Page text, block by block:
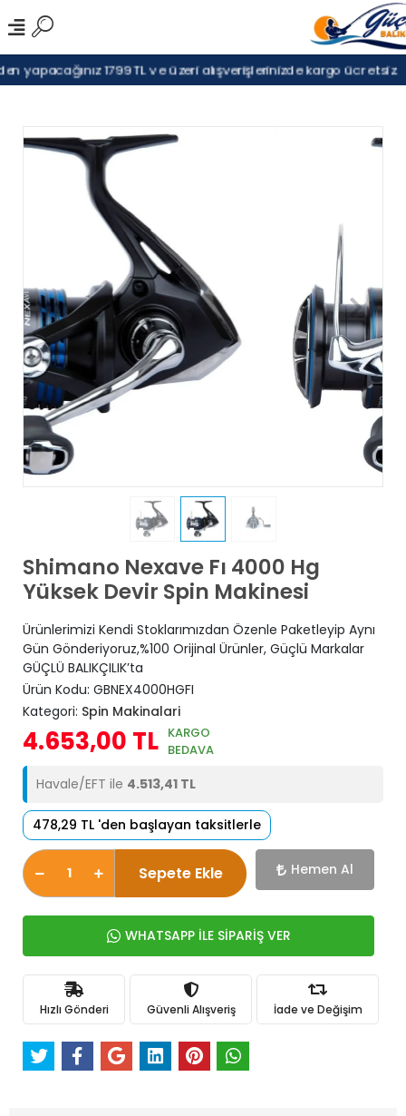
yapacağınız 1799TL ve üzeri alışverişlerinizde kargo ücretsiz.
Shimano Nexave Fı 4000 Hg
Yüksek Devir Spin Makinesi
Ürünlerimizi Kendi Stoklarımızdan Özenle Paketleyip Aynı
Gün Gönderiyoruz,%100 Orijinal Ürünler, Güçlü Markalar
GÜÇLÜ BALIKÇILIK’ta
Ürün Kodu: GBNEX4000HGFI
Kategori: Spin Makinalari
4.653,00 TL KARGO
BEDAVA
Havale/EFT ile 4.513,41 TL
478,29 TL 'den başlayan taksitlerle
Sepete Ekle Hemen Al
WHATSAPP İLE SİPARİŞ VER
Hızlı Gönderi Güvenli Alışveriş İade ve Değişim